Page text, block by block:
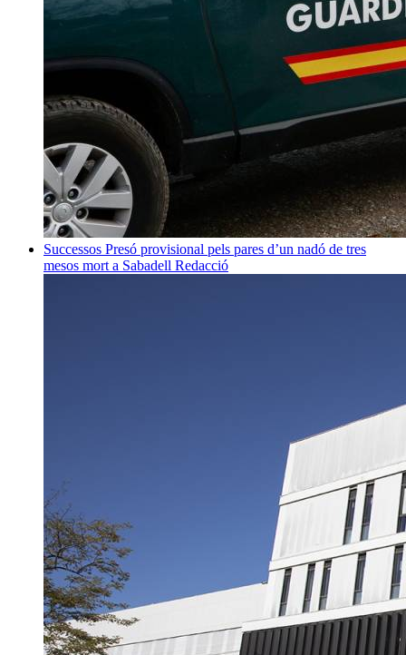
Successos Presó provisional pels pares d’un nadó de tres
mesos mort a Sabadell Redacció